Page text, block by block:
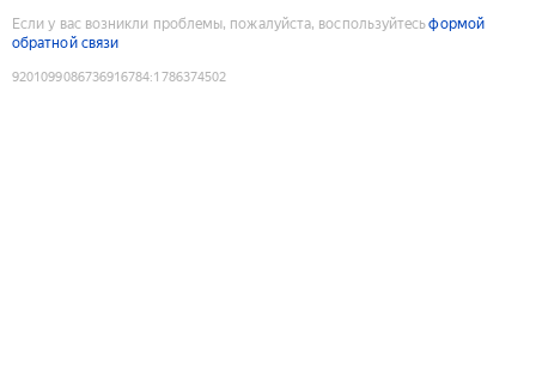
Если у вас возникли проблемы, пожалуйста, воспользуйтесьформой
обратной связи
9201099086736916784:1786374502